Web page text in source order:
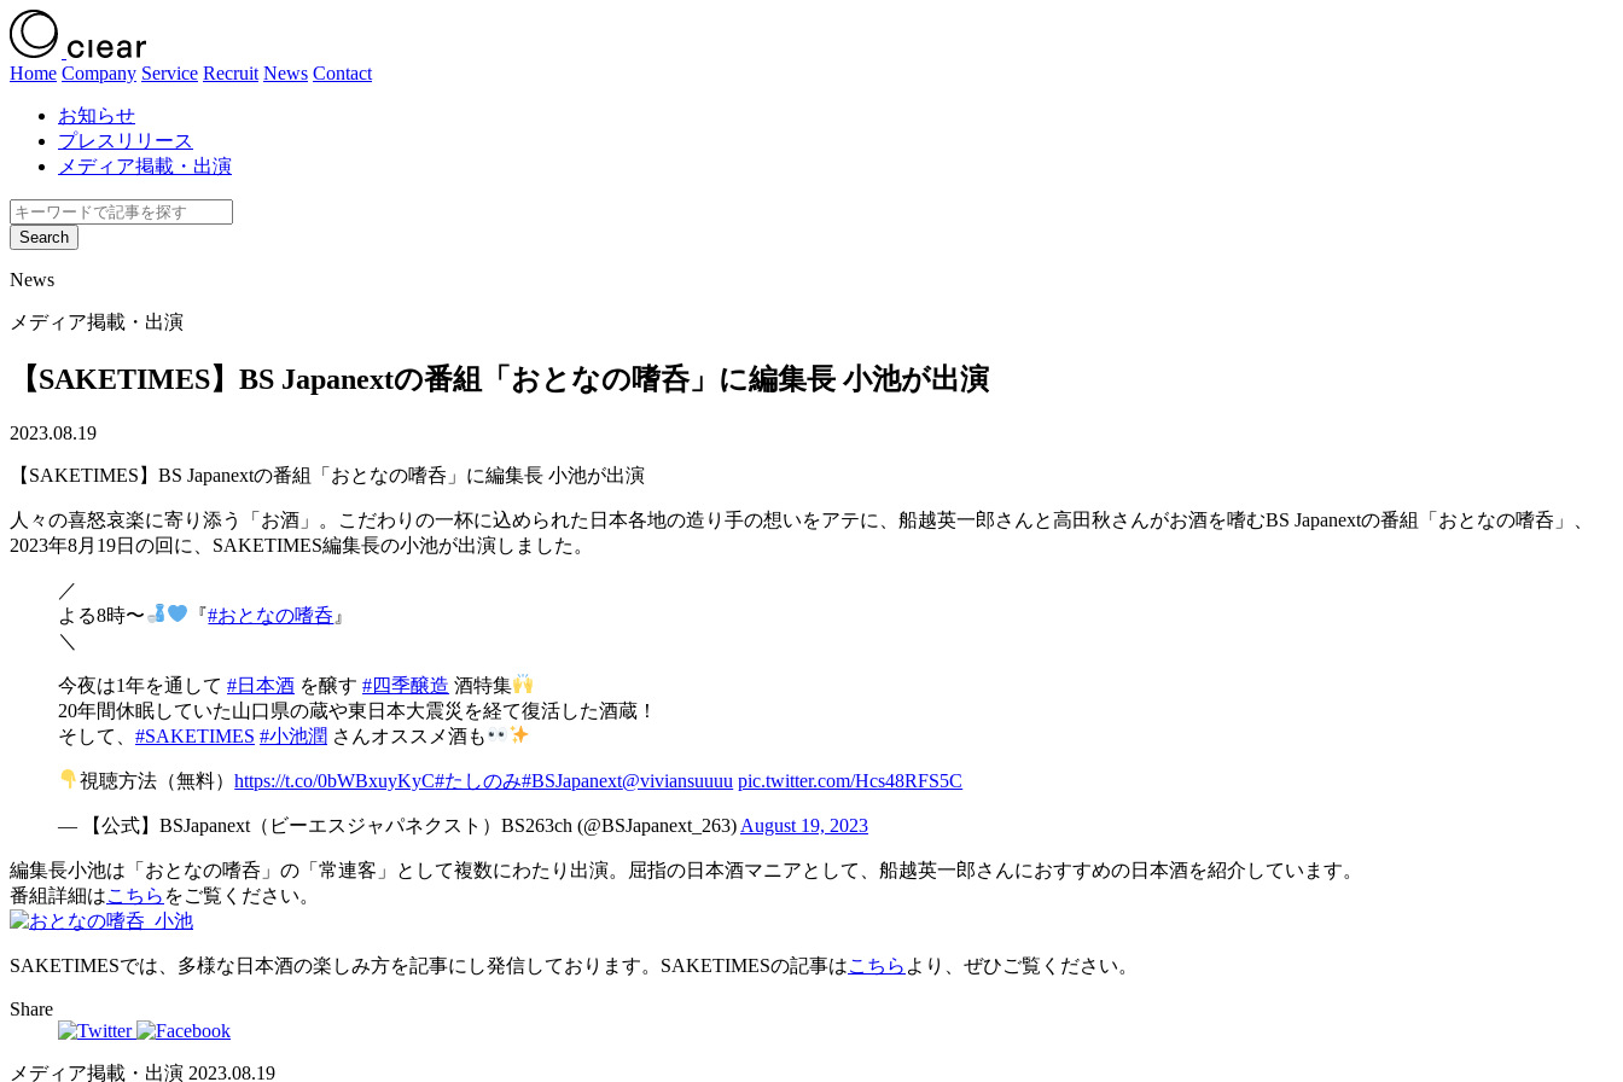
Home Company Service Recruit News Contact
お知らせ
プレスリリース
メディア掲載・出演
News
メディア掲載・出演
【SAKETIMES】BS Japanextの番組「おとなの嗜呑」に編集長 小池が出演
2023.08.19
【SAKETIMES】BS Japanextの番組「おとなの嗜呑」に編集長 小池が出演
人々の喜怒哀楽に寄り添う「お酒」。こだわりの一杯に込められた日本各地の造り手の想いをアテに、船越英一郎さんと高田秋さんがお酒を嗜むBS Japanextの番組「おとなの嗜呑」、
2023年8月19日の回に、SAKETIMES編集長の小池が出演しました。
／
よる8時〜
『#おとなの嗜呑 』
＼
今夜は1年を通して #日本酒 を醸す #四季醸造 酒特集
20年間休眠していた山口県の蔵や東日本大震災を経て復活した酒蔵！
そして、 #SAKETIMES #小池潤 さんオススメ酒も
視聴方法（無料）https://t.co/0bWBxuyKyC#たしのみ#BSJapanext@viviansuuuu pic.twitter.com/Hcs48RFS5C
— 【公式】BSJapanext（ビーエスジャパネクスト）BS263ch (@BSJapanext_263) August 19, 2023
編集長小池は「おとなの嗜呑」の「常連客」として複数にわたり出演。屈指の日本酒マニアとして、船越英一郎さんにおすすめの日本酒を紹介しています。
番組詳細はこちら をご覧ください。
SAKETIMESでは、多様な日本酒の楽しみ方を記事にし発信しております。SAKETIMESの記事はこちら より、ぜひご覧ください。
Share
メディア掲載・出演 2023.08.19